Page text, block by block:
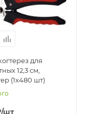
для
12,3 см,
(1х480 шт)
/шт